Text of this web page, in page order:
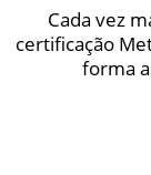
Cada vez
certificação
forma